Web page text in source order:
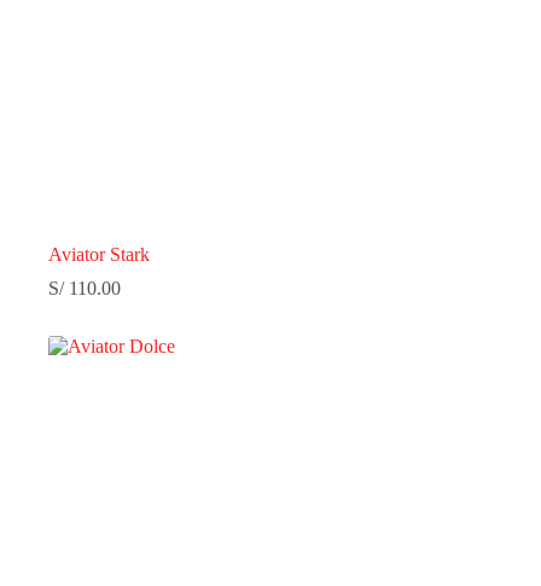
Aviator Stark
S/110.00